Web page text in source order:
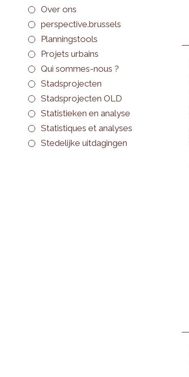
Over ons
perspective.brussels
Planningstools
Projets urbains
Qui sommes-nous ?
Stadsprojecten
Stadsprojecten OLD
Statistieken en analyse
Statistiques et analyses
Stedelijke uitdagingen